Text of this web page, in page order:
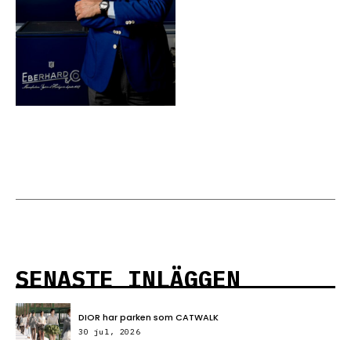
SENASTE INLÄGGEN
DIOR har parken som CATWALK
30 jul, 2026